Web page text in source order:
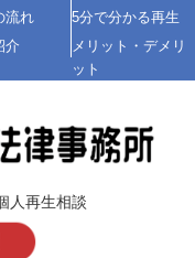
流れ
5分で分かる再生
介
メリット・デメリ
ット
人再生相談